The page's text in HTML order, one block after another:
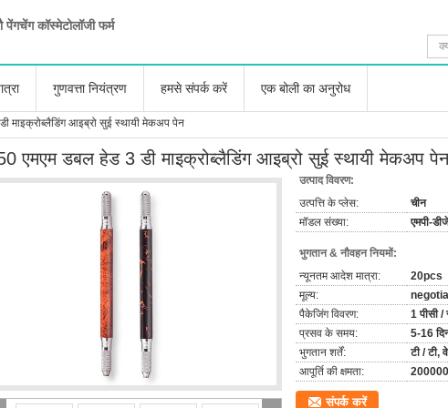
कॉस्मेटोलॉजी फर्म
गुणवत्ता नियंत्रण हमसे संपर्क करें एक बोली का अनुरोध
माइक्रोब्लैडिंग आइब्रो सुई स्थायी मेकअप पेन
एमएम डबल हेड 3 डी माइक्रोब्लैडिंग आइब्रो सुई स्थायी मेकअप पेन
उत्पाद विवरण:
उत्पत्ति के प्लेस:
चीन
मॉडल संख्या:
एमपी-डीजे
भुगतान & नौवहन नियमों:
न्यूनतम आदेश मात्रा:
20pcs
मूल्य:
पैकेजिंग विवरण:
1 पीसी
प्रसव के समय:
5-16
भुगतान शर्तें:
टी / टी,
आपूर्ति की क्षमता:
संपर्क करें